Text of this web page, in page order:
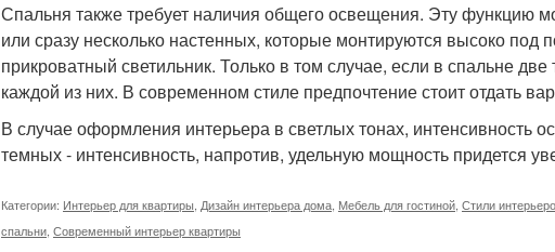
Спальня также требует наличия общего освещения. Эту функцию
или сразу несколько настенных, которые монтируются высоко под
прикроватный светильник. Только в том случае, если в спальне две
каждой из них. В современном стиле предпочтение стоит отдать
В случае оформления интерьера в светлых тонах, интенсивность
темных - интенсивность, напротив, удельную мощность придется
Категории: Интерьер для квартиры Дизайн интерьера дома Мебель для гостиной Стили
спальни Современный интерьер квартиры